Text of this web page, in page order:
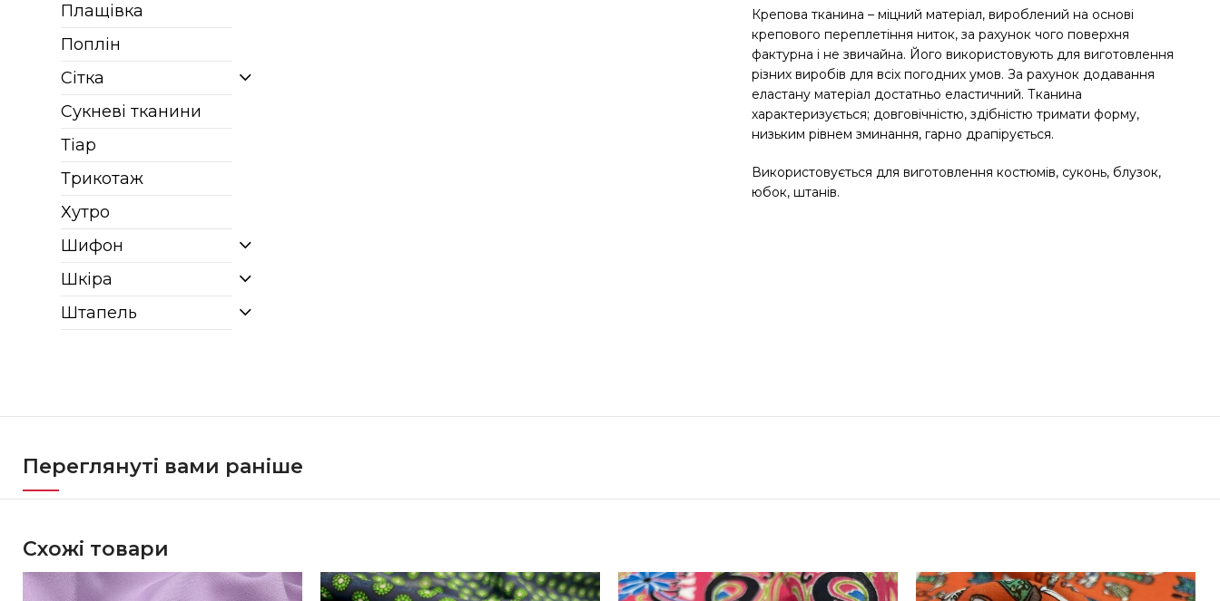
Плащівка
Поплін
Сітка
Сукневі тканини
Тіар
Трикотаж
Хутро
Шифон
Шкіра
Штапель
Крепова тканина – міцний матеріал, вироблений на основі
крепового переплетіння ниток, за рахунок чого поверхня
фактурна і не звичайна. Його використовують для виготовлення
різних виробів для всіх погодних умов. За рахунок додавання
еластану матеріал достатньо еластичний. Тканина
характеризується; довговічністю, здібністю тримати форму,
низьким рівнем зминання, гарно драпірується.
Використовується для виготовлення костюмів, суконь, блузок,
юбок, штанів.
Переглянуті вами раніше
Схожі товари